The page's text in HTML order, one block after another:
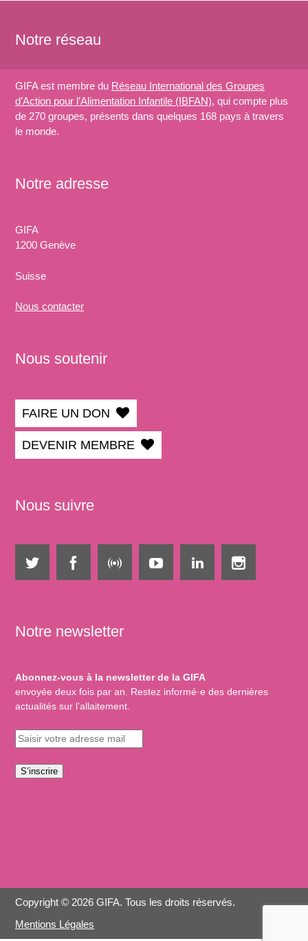
Notre réseau
GIFA est membre du Réseau International des Groupes
d’Action pour l’Alimentation Infantile (IBFAN), qui compte plus
de 270 groupes, présents dans quelques 168 pays à travers
le monde.
Notre adresse
GIFA
1200 Genève
Suisse
Nous contacter
Nous soutenir
FAIRE UN DON
DEVENIR MEMBRE
Nous suivre
Notre newsletter
Abonnez-vous à la newsletter de la GIFA
envoyée deux fois par an. Restez informé·e des dernières
actualités sur l’allaitement.
S’inscrire
Copyright © 2026 GIFA. Tous les droits réservés.
Mentions Légales